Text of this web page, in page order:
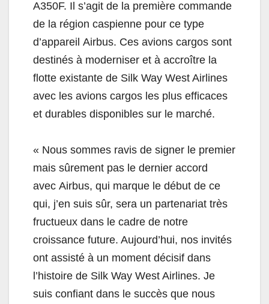
A350F. Il s’agit de la première commande
de la région caspienne pour ce type
d’appareil Airbus. Ces avions cargos sont
destinés à moderniser et à accroître la
flotte existante de Silk Way West Airlines
avec les avions cargos les plus efficaces
et durables disponibles sur le marché.
« Nous sommes ravis de signer le premier
mais sûrement pas le dernier accord
avec Airbus, qui marque le début de ce
qui, j’en suis sûr, sera un partenariat très
fructueux dans le cadre de notre
croissance future. Aujourd’hui, nos invités
ont assisté à un moment décisif dans
l’histoire de Silk Way West Airlines. Je
suis confiant dans le succès que nous